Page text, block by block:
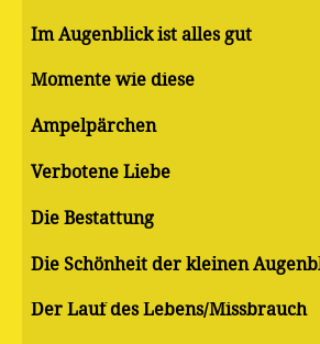
Im Augenblick ist alles gut
Momente wie diese
Ampelpärchen
Verbotene Liebe
Die Bestattung
Die Schönheit der kleinen
Der Lauf des Lebens/Missbrauch